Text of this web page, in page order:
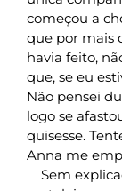
começou a
que por mais
havia feito,
que, se eu
Não pensei
logo se
quisesse.
Anna me
Sem